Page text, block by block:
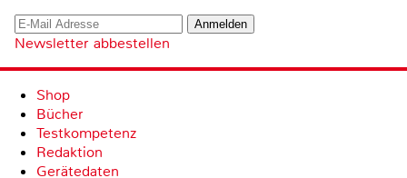
Newsletter abbestellen
Shop
Bücher
Testkompetenz
Redaktion
Gerätedaten